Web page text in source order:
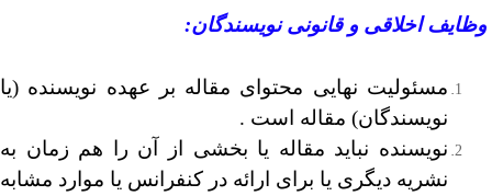
وظایف اخلاقی و قانونی نویسندگان:
مسئولیت نهایی محتوای مقاله بر عهده نویسنده (یا
نویسندگان) مقاله است .
نویسنده نباید مقاله یا بخشی از آن را هم زمان به
نشریه دیگری یا برای ارائه در کنفرانس یا موارد مشابه